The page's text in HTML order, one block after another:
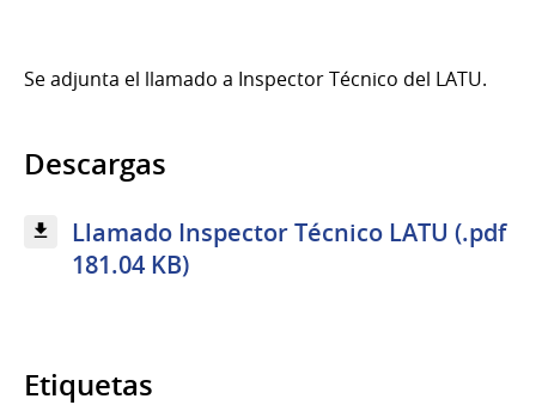
Se adjunta el llamado a Inspector Técnico del LATU.
Descargas
Llamado Inspector Técnico LATU (.pdf
181.04 KB)
Etiquetas